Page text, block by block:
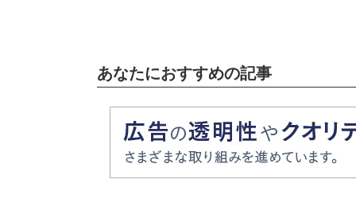
あなたにおすすめの記事